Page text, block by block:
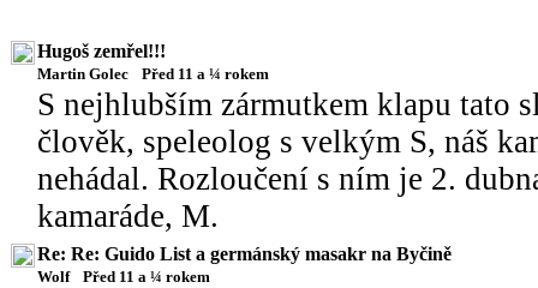
Hugoš zemřel!!!
Martin Golec Před 11 a ¼ rokem
S nejhlubším zármutkem klapu tato
člověk, speleolog s velkým S, náš
nehádal. Rozloučení s ním je 2.
kamaráde, M.
Re: Re: Guido List a germánský masakr na Byčině
Wolf Před 11 a ¼ rokem